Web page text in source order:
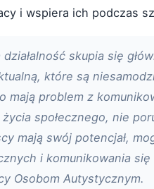
i wspiera ich podczas
działalność skupia się
które są
mają problem z
życia społecznego, nie
mają swój potencjał,
i komunikowania się
Osobom Autystycznym.